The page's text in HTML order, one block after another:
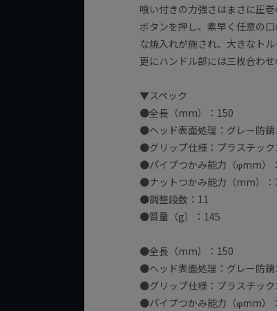
喰い付きの力強さはまさに圧
ボタンを押し、素早く任意の
な焼入れが施され、大きなト
更にハンドル部には三枚合わ
▼スペック
●全長（mm）：150
●ヘッド表面処理：グレー防錆
●グリップ仕様：プラスチック
●パイプつかみ能力（φmm）
●ナットつかみ能力（mm）：
●調整段数：11
●質量（g）：145
●全長（mm）：150
●ヘッド表面処理：グレー防錆
●グリップ仕様：プラスチック
●パイプつかみ能力（φmm）